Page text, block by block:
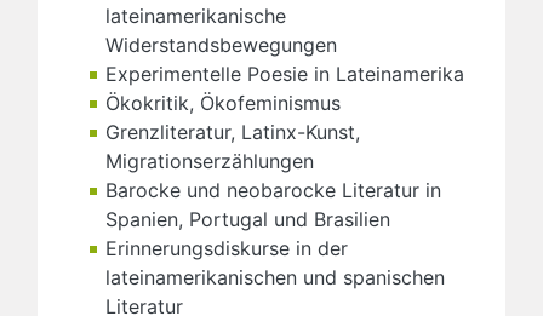
lateinamerikanische
Widerstandsbewegungen
Experimentelle Poesie in Lateinamerika
Ökokritik, Ökofeminismus
Grenzliteratur, Latinx-Kunst,
Migrationserzählungen
Barocke und neobarocke Literatur in
Spanien, Portugal und Brasilien
Erinnerungsdiskurse in der
lateinamerikanischen und spanischen
Literatur